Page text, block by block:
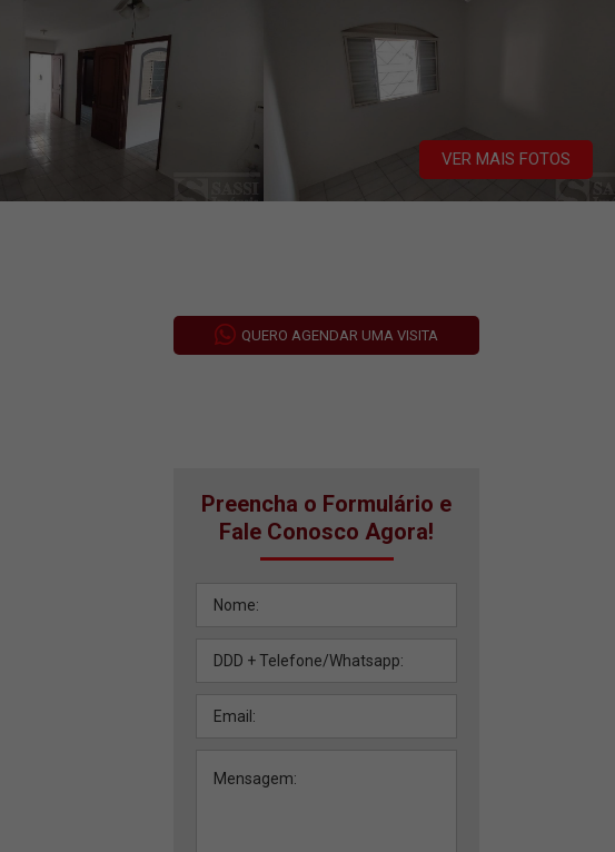
VER MAIS FOTOS
QUERO AGENDAR UMA VISITA
Preencha o Formulário e
Fale Conosco Agora!